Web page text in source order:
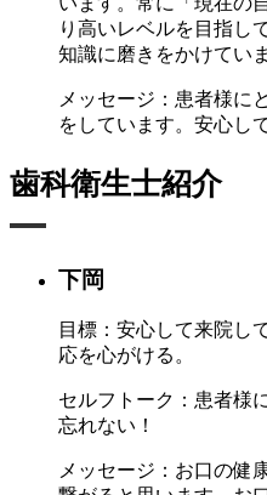
り高いレベルを目指し
知識に磨きをかけていま
メッセージ： 患者様に
をしています。安心し
歯科衛生士紹介
下岡
目標： 安心して来院し
応を心がける。
セルフトーク： 患者様
忘れない！
メッセージ： お口の健